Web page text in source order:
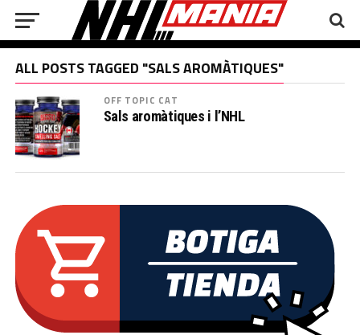
ALL POSTS TAGGED "SALS AROMÀTIQUES"
OFF TOPIC CAT
Sals aromàtiques i l’NHL